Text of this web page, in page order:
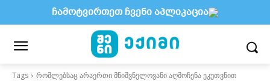
Tags რომლებსაც არაერთი მნიშვნელოვანი აღმოჩენა ეკუთვნით
ჩამოტვირთეთ ჩვენი აპლიკაცია